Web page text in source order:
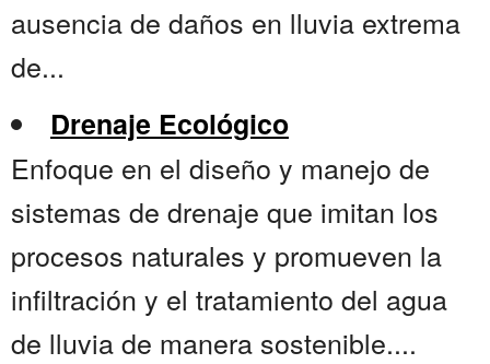
ausencia de daños en lluvia extrema
de...
Drenaje Ecológico
Enfoque en el diseño y manejo de
sistemas de drenaje que imitan los
procesos naturales y promueven la
infiltración y el tratamiento del agua
de lluvia de manera sostenible....